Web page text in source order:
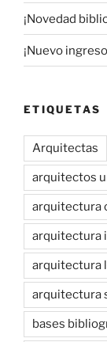
¡Novedad
¡Nuevo
ETIQUETAS
Arquitectas
arquitectos
arquitectura
arquitectura
arquitectura
arquitectura
bases